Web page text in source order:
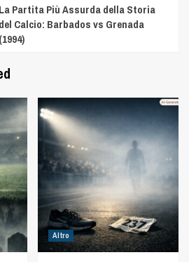
La Partita Più Assurda della Storia
del Calcio: Barbados vs Grenada
(1994)
Altro